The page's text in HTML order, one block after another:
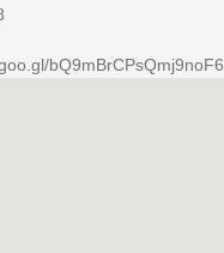
bQ9mBrCPsQmj9noF6